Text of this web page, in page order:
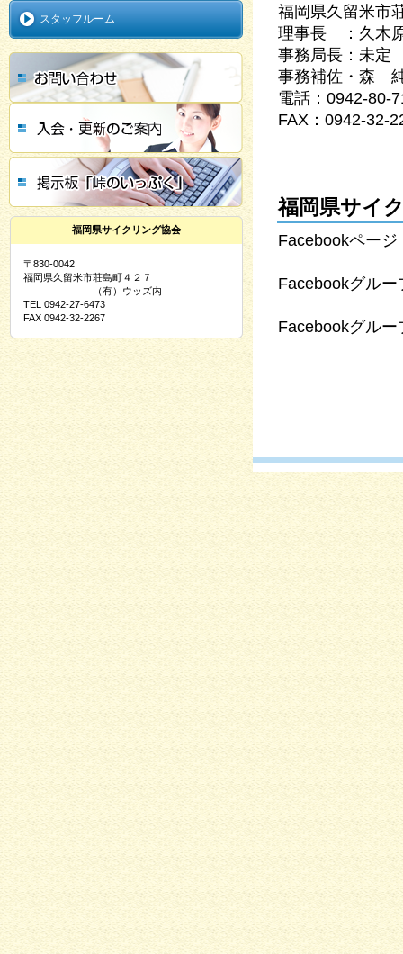
福岡県久留米
理事長 ：久木
事務局長：未
事務補佐・森
電話：0942-80-
FAX：0942-32-
福岡県サイ
Facebookペー
Facebookグル
Facebookグル
スタッフルーム
福岡県サイクリング協会
〒830-0042
福岡県久留米市荘島町４２７
（有）ウッズ内
TEL 0942-27-6473
FAX 0942-32-2267